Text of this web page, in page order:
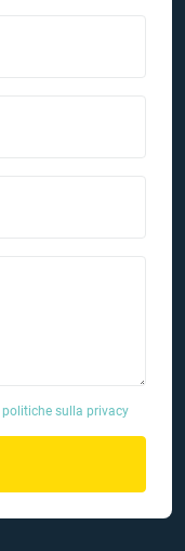
politiche sulla privacy